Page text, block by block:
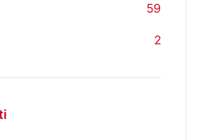
59
2